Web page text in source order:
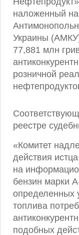
наложенный
Украины
77,881 млн
розничной
реестре
«Комитет
действия
на
бензин марки
определенных
топлива
подобных